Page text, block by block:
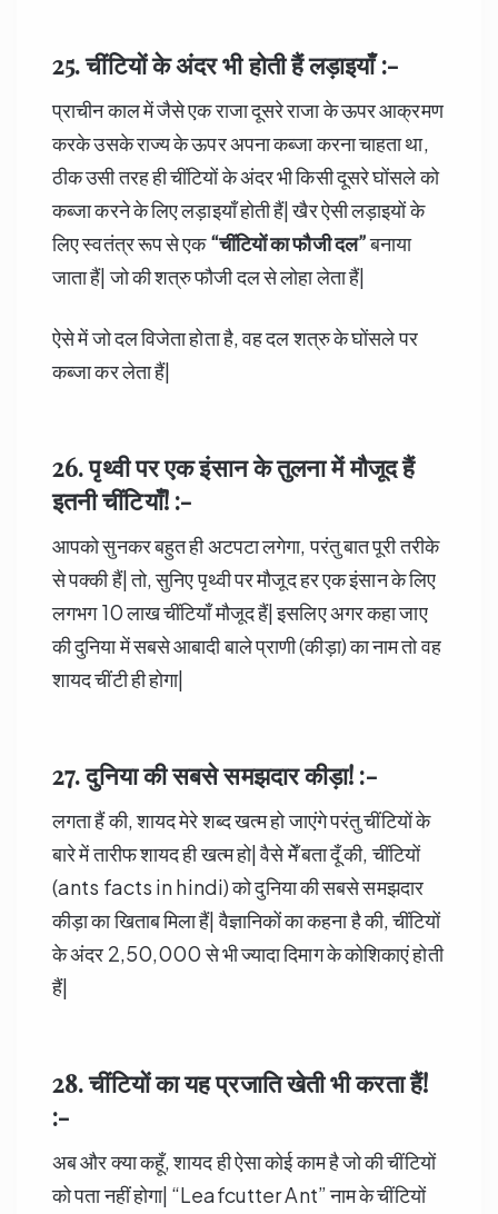
25. चींटियोंके अंदर भी होती हैं लड़ाइयाँ :-
प्राचीन काल में जैसे एक राजा दूसरे राजा के ऊपर आक्रमण
करके उसके राज्य के ऊपर अपना कब्जा करना चाहता था,
ठीक उसी तरह ही चींटियों के अंदर भी किसी दूसरे घोंसले को
कब्जा करने के लिए लड़ाइयाँ होती हैं| खैर ऐसी लड़ाइयों के
लिए स्वतंत्र रूप से एक“चींटियोंका फौजी दल”बनाया
जाता हैं| जो की शत्रु फौजी दल से लोहा लेता हैं|
ऐसे में जो दल विजेता होता है, वह दल शत्रु के घोंसले पर
कब्जा कर लेता हैं|
26. पृथ्वी पर एक इंसान के तुलना में मौजूद हैं
इतनी चींटियाँ! :-
आपको सुनकर बहुत ही अटपटा लगेगा, परंतु बात पूरी तरीके
से पक्की हैं| तो, सुनिए पृथ्वी पर मौजूद हर एक इंसान के लिए
लगभग 10 लाख चींटियाँ मौजूद हैं| इसलिए अगर कहा जाए
की दुनिया में सबसे आबादी बाले प्राणी (कीड़ा) का नाम तो वह
शायद चींटी ही होगा|
27. दुनिया की सबसे समझदार कीड़ा! :-
लगता हैं की, शायद मेरे शब्द खत्म हो जाएंगे परंतु चींटियों के
बारे में तारीफ शायद ही खत्म हो| वैसे मेँ बता दूँ की, चींटियों
(ants facts in hindi) को दुनिया की सबसे समझदार
कीड़ा का खिताब मिला हैं| वैज्ञानिकों का कहना है की, चींटियों
के अंदर 2,50,000 से भी ज्यादा दिमाग के कोशिकाएं होती
हैं|
28. चींटियोंका यह प्रजाति खेती भी करता हैं!
:-
अब और क्या कहूँ, शायद ही ऐसा कोई काम है जो की चींटियों
को पता नहीं होगा| “Leafcutter Ant” नाम के चींटियों